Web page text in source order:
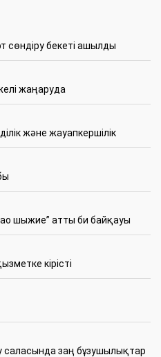
сөндіру бекеті ашылды
жаңаруда
және жауапкершілік
шыжие” атты би байқауы
кірісті
саласында заң бұзушылықтар